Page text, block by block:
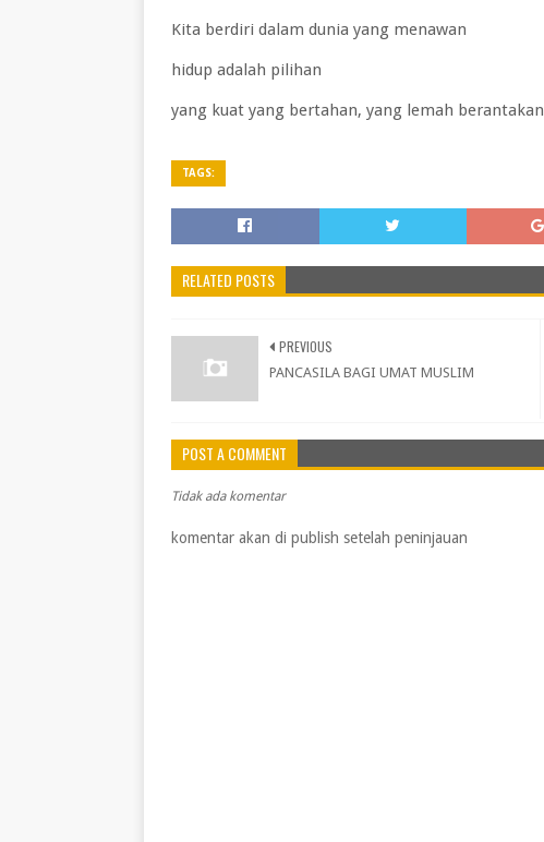
Kita berdiri dalam dunia yang menawan
hidup adalah pilihan
yang kuat yang bertahan, yang lemah berantakan
TAGS:
RELATED POSTS
PREVIOUS
PANCASILA BAGI UMAT MUSLIM
POST A COMMENT
Tidak ada komentar
komentar akan di publish setelah peninjauan